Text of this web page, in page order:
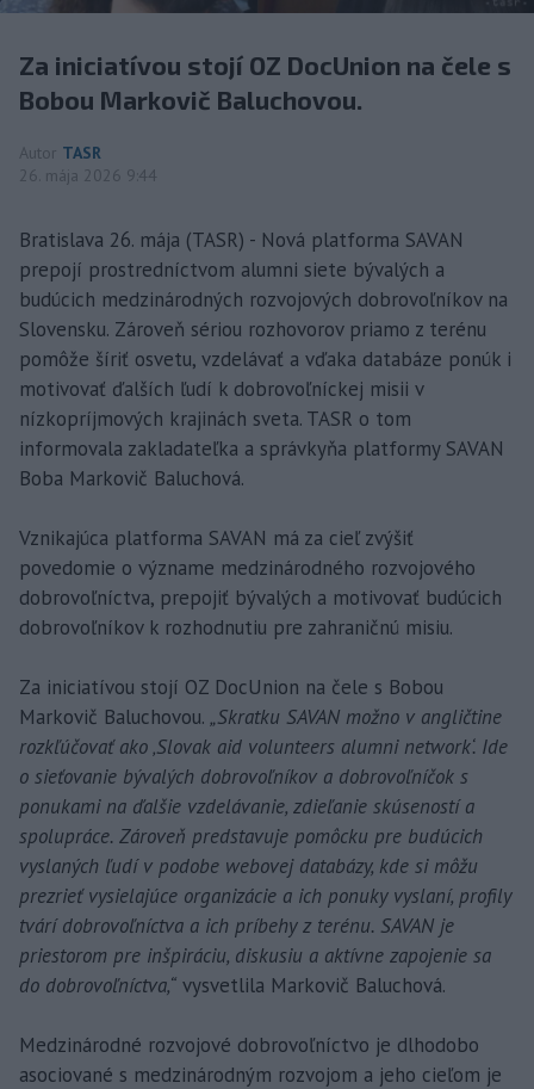
Za iniciatívou stojí OZ DocUnion na čele s
Bobou Markovič Baluchovou.
Autor TASR
26. mája 2026 9:44
Bratislava 26. mája (TASR) - Nová platforma SAVAN
prepojí prostredníctvom alumni siete bývalých a
budúcich medzinárodných rozvojových dobrovoľníkov na
Slovensku. Zároveň sériou rozhovorov priamo z terénu
pomôže šíriť osvetu, vzdelávať a vďaka databáze ponúk i
motivovať ďalších ľudí k dobrovoľníckej misii v
nízkopríjmových krajinách sveta. TASR o tom
informovala zakladateľka a správkyňa platformy SAVAN
Boba Markovič Baluchová.
Vznikajúca platforma SAVAN má za cieľ zvýšiť
povedomie o význame medzinárodného rozvojového
dobrovoľníctva, prepojiť bývalých a motivovať budúcich
dobrovoľníkov k rozhodnutiu pre zahraničnú misiu.
Za iniciatívou stojí OZ DocUnion na čele s Bobou
Markovič Baluchovou. „Skratku SAVAN možno v angličtine
rozkľúčovať ako ‚Slovak aid volunteers alumni network‘. Ide
o sieťovanie bývalých dobrovoľníkov a dobrovoľníčok s
ponukami na ďalšie vzdelávanie, zdieľanie skúseností a
spolupráce. Zároveň predstavuje pomôcku pre budúcich
vyslaných ľudí v podobe webovej databázy, kde si môžu
prezrieť vysielajúce organizácie a ich ponuky vyslaní, profily
tvárí dobrovoľníctva a ich príbehy z terénu. SAVAN je
priestorom pre inšpiráciu, diskusiu a aktívne zapojenie sa
do dobrovoľníctva,“ vysvetlila Markovič Baluchová.
Medzinárodné rozvojové dobrovoľníctvo je dlhodobo
asociované s medzinárodným rozvojom a jeho cieľom je